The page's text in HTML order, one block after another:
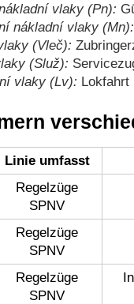
vlaky (Pn):
nákladní vlaky (Mn):
(Vleč):
(Služ):
vlaky (Lv): Lokfahrt
Linie umfasst
Regelzüge
SPNV
Regelzüge
SPNV
Regelzüge
SPNV